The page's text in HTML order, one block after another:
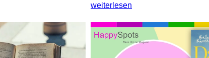
weiterlesen